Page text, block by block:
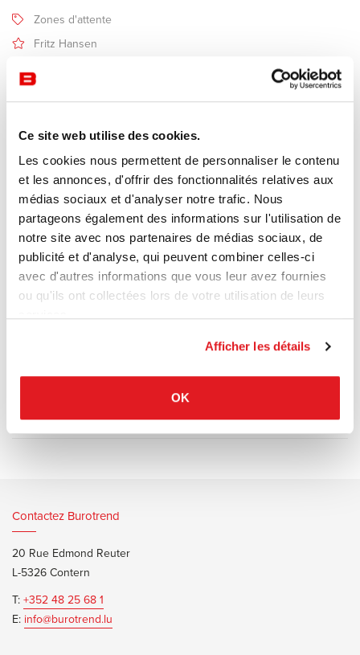
Ce site web utilise des cookies.
Les cookies nous permettent de personnaliser le contenu
et les annonces, d'offrir des fonctionnalités relatives aux
médias sociaux et d'analyser notre trafic. Nous
partageons également des informations sur l'utilisation de
notre site avec nos partenaires de médias sociaux, de
publicité et d'analyse, qui peuvent combiner celles-ci
avec d'autres informations que vous leur avez fournies
ou qu'ils ont collectées lors de votre utilisation de leurs
Afficher les détails
OK
Zones d'attente
Fritz Hansen
Rosignifie silence en danois.
Ce fauteuil de Fritz Hansen vient à l´origine du souhait de créer un
meuble qui
nous permet de faire une pause dans notre vie.
Ro est un fauteuil enveloppant très ergonomique, confortable et
relaxant.
Piètement en chêne vernis mat ou aluminium brossé.
Contactez Burotrend
20 Rue Edmond Reuter
L-5326 Contern
T:+352 48 25 68 1
E: info@burotrend.lu